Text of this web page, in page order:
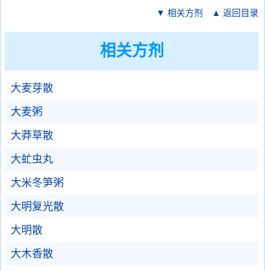
▼ 相关方剂 ▲ 返回目录
相关方剂
大麦芽散
大麦粥
大莽草散
大虻虫丸
大米冬笋粥
大明复光散
大明散
大木香散